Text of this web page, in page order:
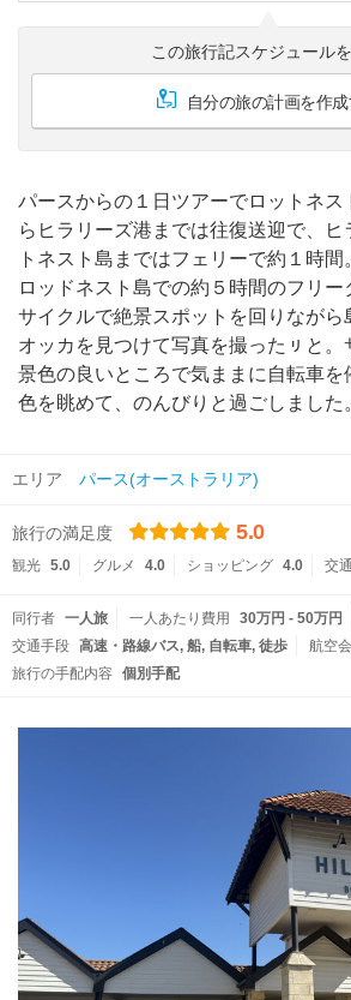
この旅行記スケジュール
自分の旅の計画を作成
パースからの１日ツアーでロットネス
らヒラリーズ港までは往復送迎で、ヒ
トネスト島まではフェリーで約１時間
ロッドネスト島での約５時間のフリー
サイクルで絶景スポットを回りながら
オッカを見つけて写真を撮ったㇼと。
景色の良いところで気ままに自転車を
色を眺めて、のんびりと過ごしました
エリア パース(オーストラリア)
旅行の満足度 5.0
観光 5.0 グルメ 4.0 ショッピング 4.0 交通
同行者 一人旅 一人あたり費用
30万円 - 50万円
交通手段 高速・路線バス 船 自転車 徒歩 航空
旅行の手配内容
個別手配